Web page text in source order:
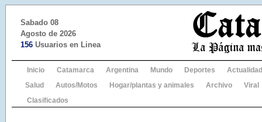
Sabado 08
Agosto de 2026
156 Usuarios en Linea
Inicio Catamarca Argentina Mundo Deportes
Actualidad
Salud
Autos/Motos Hogar/plantas y animales Archivo
Viral
Clasificados